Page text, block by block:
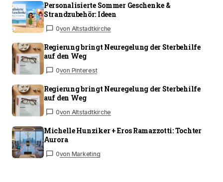
Personalisierte Sommer Geschenke &
Strandzubehör: Ideen
0von Altstadtkirche
Regierung bringt Neuregelung der Sterbehilfe
auf den Weg
0von Pinterest
Regierung bringt Neuregelung der Sterbehilfe
auf den Weg
0von Altstadtkirche
Michelle Hunziker + Eros Ramazzotti: Tochter
Aurora
0von Marketing